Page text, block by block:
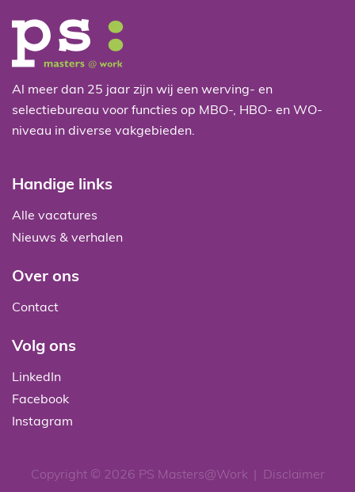
Al meer dan 25 jaar zijn wij een werving- en
selectiebureau voor functies op MBO-, HBO- en WO-
niveau in diverse vakgebieden.
Handige links
Alle vacatures
Nieuws & verhalen
Over ons
Contact
Volg ons
LinkedIn
Facebook
Instagram
Copyright © 2026 PS Masters@Work Disclaimer